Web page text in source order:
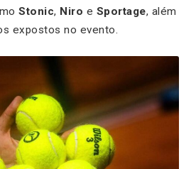
Stonic, Niro e Sportage, além
expostos no evento.